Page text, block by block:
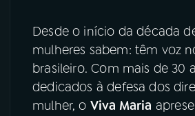
Desde o início da década
mulheres sabem: têm voz
brasileiro. Com mais de 30
dedicados à defesa dos
mulher, o Viva Maria